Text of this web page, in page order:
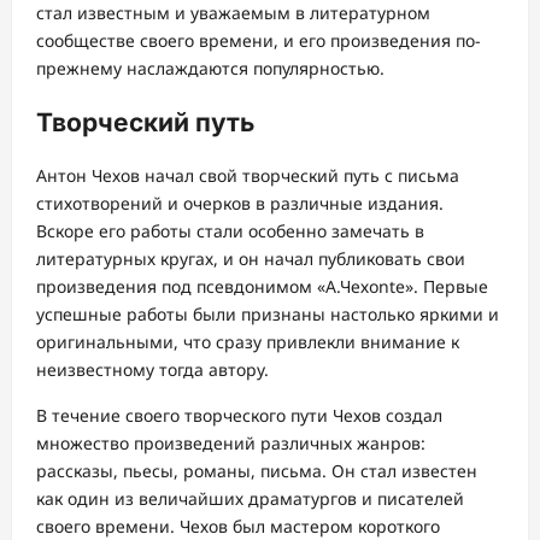
стал известным и уважаемым в литературном
сообществе своего времени, и его произведения по-
прежнему наслаждаются популярностью.
Творческий путь
Антон Чехов начал свой творческий путь с письма
стихотворений и очерков в различные издания.
Вскоре его работы стали особенно замечать в
литературных кругах, и он начал публиковать свои
произведения под псевдонимом «А.Чехonte». Первые
успешные работы были признаны настолько яркими и
оригинальными, что сразу привлекли внимание к
неизвестному тогда автору.
В течение своего творческого пути Чехов создал
множество произведений различных жанров:
рассказы, пьесы, романы, письма. Он стал известен
как один из величайших драматургов и писателей
своего времени. Чехов был мастером короткого